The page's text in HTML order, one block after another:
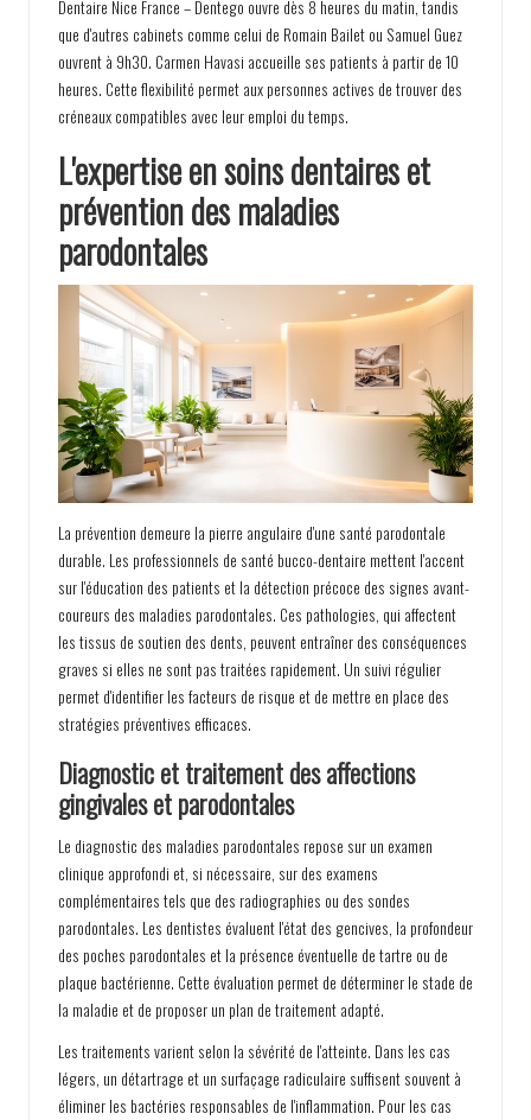
Dentaire Nice France – Dentego ouvre dès 8 heures du matin, tandis
que d'autres cabinets comme celui de Romain Bailet ou Samuel Guez
ouvrent à 9h30. Carmen Havasi accueille ses patients à partir de 10
heures. Cette flexibilité permet aux personnes actives de trouver des
créneaux compatibles avec leur emploi du temps.
L'expertise en soins dentaires et
prévention des maladies
parodontales
La prévention demeure la pierre angulaire d'une santé parodontale
durable. Les professionnels de santé bucco-dentaire mettent l'accent
sur l'éducation des patients et la détection précoce des signes avant-
coureurs des maladies parodontales. Ces pathologies, qui affectent
les tissus de soutien des dents, peuvent entraîner des conséquences
graves si elles ne sont pas traitées rapidement. Un suivi régulier
permet d'identifier les facteurs de risque et de mettre en place des
stratégies préventives efficaces.
Diagnostic et traitement des affections
gingivales et parodontales
Le diagnostic des maladies parodontales repose sur un examen
clinique approfondi et, si nécessaire, sur des examens
complémentaires tels que des radiographies ou des sondes
parodontales. Les dentistes évaluent l'état des gencives, la profondeur
des poches parodontales et la présence éventuelle de tartre ou de
plaque bactérienne. Cette évaluation permet de déterminer le stade de
la maladie et de proposer un plan de traitement adapté.
Les traitements varient selon la sévérité de l'atteinte. Dans les cas
légers, un détartrage et un surfaçage radiculaire suffisent souvent à
éliminer les bactéries responsables de l'inflammation. Pour les cas